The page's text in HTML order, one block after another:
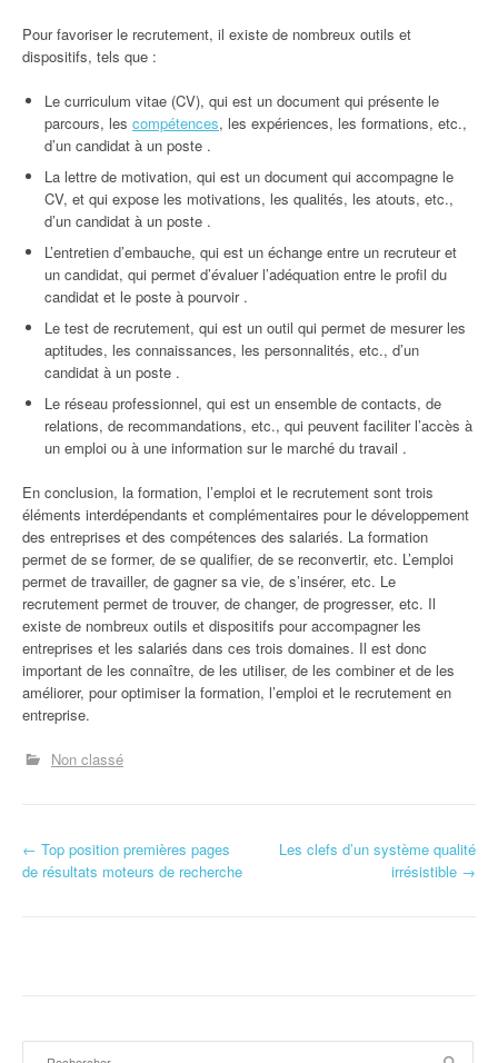
Pour favoriser le recrutement, il existe de nombreux outils et
dispositifs, tels que :
Le curriculum vitae (CV), qui est un document qui présente le
parcours, les compétences, les expériences, les formations, etc.,
d’un candidat à un poste .
La lettre de motivation, qui est un document qui accompagne le
CV, et qui expose les motivations, les qualités, les atouts, etc.,
d’un candidat à un poste .
L’entretien d’embauche, qui est un échange entre un recruteur et
un candidat, qui permet d’évaluer l’adéquation entre le profil du
candidat et le poste à pourvoir .
Le test de recrutement, qui est un outil qui permet de mesurer les
aptitudes, les connaissances, les personnalités, etc., d’un
candidat à un poste .
Le réseau professionnel, qui est un ensemble de contacts, de
relations, de recommandations, etc., qui peuvent faciliter l’accès à
un emploi ou à une information sur le marché du travail .
En conclusion, la formation, l’emploi et le recrutement sont trois
éléments interdépendants et complémentaires pour le développement
des entreprises et des compétences des salariés. La formation
permet de se former, de se qualifier, de se reconvertir, etc. L’emploi
permet de travailler, de gagner sa vie, de s’insérer, etc. Le
recrutement permet de trouver, de changer, de progresser, etc. Il
existe de nombreux outils et dispositifs pour accompagner les
entreprises et les salariés dans ces trois domaines. Il est donc
important de les connaître, de les utiliser, de les combiner et de les
améliorer, pour optimiser la formation, l’emploi et le recrutement en
entreprise.
Non classé
N
← Top position premières pages
de résultats moteurs de recherche
Les clefs d’un système qualité
irrésistible →